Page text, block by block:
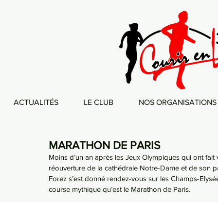
ACTUALITÉS LE CLUB NOS ORGANISATIONS
MARATHON DE PARIS
Moins d’un an après les Jeux Olympiques qui ont
réouverture de la cathédrale Notre-Dame et de son
Forez s’est donné rendez-vous sur les Champs-
course mythique qu’est le Marathon de Paris.